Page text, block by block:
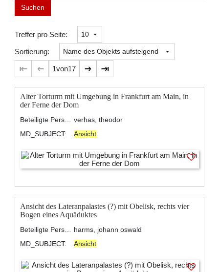
Suchtreffer:
Treffer pro Seite:
Sortierung:
1von17
Alter Torturm mit Umgebung in Frankfurt am Main, in
der Ferne der Dom
verhas, theodor
MD_SUBJECT:
Ansicht
Ansicht des Lateranpalastes (?) mit Obelisk, rechts vier
Bogen eines Aquäduktes
harms, johann oswald
MD_SUBJECT:
Ansicht